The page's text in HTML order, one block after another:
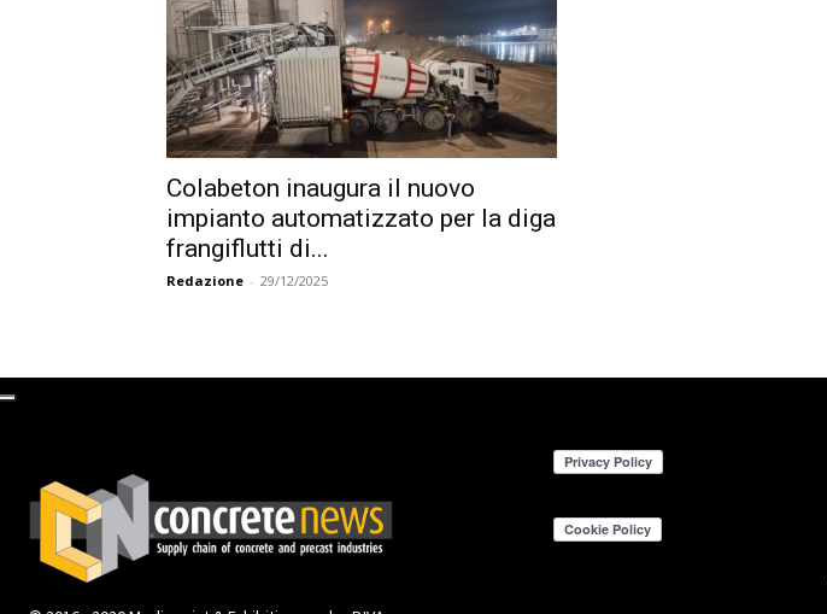
Colabeton inaugura il nuovo
impianto automatizzato per la diga
frangiflutti di...
Redazione - 29/12/2025